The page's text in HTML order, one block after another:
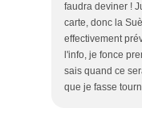
faudra deviner !
carte, donc la
effectivement
l'info, je fonce
sais quand ce
que je fasse